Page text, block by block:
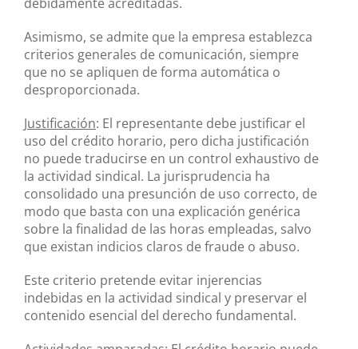
Asimismo, se admite que la empresa establezca
criterios generales de comunicación, siempre
que no se apliquen de forma automática o
desproporcionada.
Justificación: El representante debe justificar el
uso del crédito horario, pero dicha justificación
no puede traducirse en un control exhaustivo de
la actividad sindical. La jurisprudencia ha
consolidado una presunción de uso correcto, de
modo que basta con una explicación genérica
sobre la finalidad de las horas empleadas, salvo
que existan indicios claros de fraude o abuso.
Este criterio pretende evitar injerencias
indebidas en la actividad sindical y preservar el
contenido esencial del derecho fundamental.